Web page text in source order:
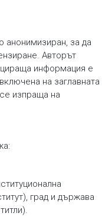
анонимизиран, за да
Авторът
информация е
на заглавната
изпраща на
град и държава